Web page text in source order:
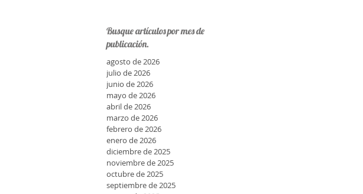
Busque artículos por mes de
publicación.
agosto de 2026
julio de 2026
junio de 2026
mayo de 2026
abril de 2026
marzo de 2026
febrero de 2026
enero de 2026
diciembre de 2025
noviembre de 2025
octubre de 2025
septiembre de 2025